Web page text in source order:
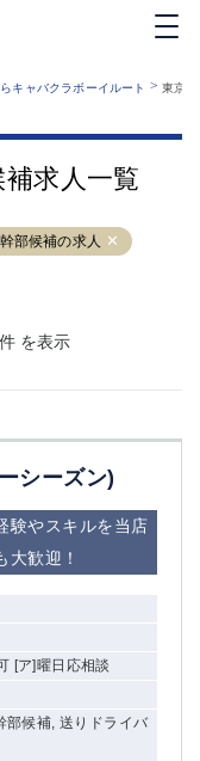
キャバクラボーイルート > 東京
求人一覧
幹部候補の求人
を表示
シーズン)
験やスキルを当店
歓迎！
[ア]曜日応相談
部候補, 送りドライバ